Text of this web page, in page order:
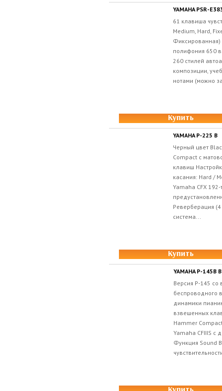
YAMAHA PSR-
61 клавиша
Medium, Hard,
полифония 650
260 стилей
композиции,
нотами (можно
Купить
YAMAHA P-225 B
Черный цвет
Compact с
клавиш
касания: Hard /
Yamaha CFX
Реверберация (4
система...
Купить
YAMAHA P-145B
Версия P-145
беспроводного
динамики
взвешенных
Hammer
Yamaha CFIIIS
Функция Sound
Купить